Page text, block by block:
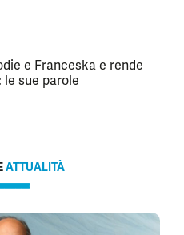
e Franceska e rende
le sue parole
ATTUALITÀ